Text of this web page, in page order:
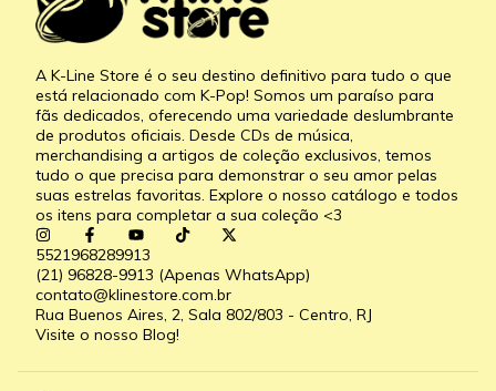
A K-Line Store é o seu destino definitivo para tudo o que
está relacionado com K-Pop! Somos um paraíso para
fãs dedicados, oferecendo uma variedade deslumbrante
de produtos oficiais. Desde CDs de música,
merchandising a artigos de coleção exclusivos, temos
tudo o que precisa para demonstrar o seu amor pelas
suas estrelas favoritas. Explore o nosso catálogo e todos
os itens para completar a sua coleção <3
5521968289913
(21) 96828-9913 (Apenas WhatsApp)
contato@klinestore.com.br
Rua Buenos Aires, 2, Sala 802/803 - Centro, RJ
Visite o nosso Blog!